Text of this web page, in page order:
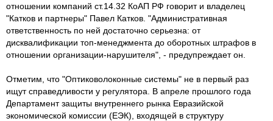
отношении компаний ст.14.32 КоАП РФ говорит и владелец
"Катков и партнеры" Павел Катков. "Административная
ответственность по ней достаточно серьезна: от
дисквалификации топ-менеджмента до оборотных штрафов в
отношении организации-нарушителя", - предупреждает он.
Отметим, что "Оптиковолоконные системы" не в первый раз
ищут справедливости у регулятора. В апреле прошлого года
Департамент защиты внутреннего рынка Евразийской
экономической комиссии (ЕЭК), входящей в структуру